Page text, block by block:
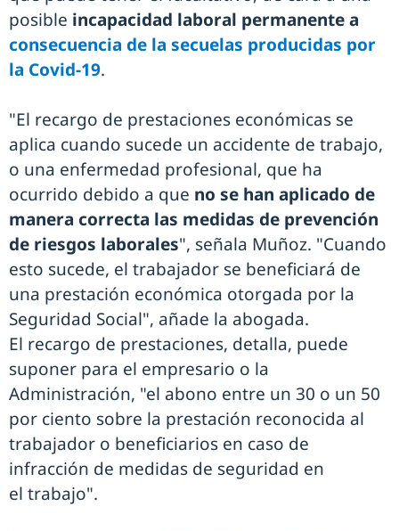
posible incapacidad laboral permanente a
consecuencia de la secuelas producidas por
la Covid-19.
"El recargo de prestaciones económicas se
aplica cuando sucede un accidente de trabajo,
o una enfermedad profesional, que ha
ocurrido debido a que no se han aplicado de
manera correcta las medidas de prevención
de riesgos laborales", señala Muñoz. "Cuando
esto sucede, el trabajador se beneficiará de
una prestación económica otorgada por la
Seguridad Social", añade la abogada.
El recargo de prestaciones, detalla, puede
suponer para el empresario o la
Administración, "el abono entre un 30 o un 50
por ciento sobre la prestación reconocida al
trabajador o beneficiarios en caso de
infracción de medidas de seguridad en
el trabajo".